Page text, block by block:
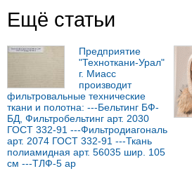
Ещё статьи
Предприятие
"Техноткани-Урал"
г. Миасс
производит
фильтровальные технические
ткани и полотна: ---Бельтинг БФ-
БД, Фильтробельтинг арт. 2030
ГОСТ 332-91 ---Фильтродиагональ
арт. 2074 ГОСТ 332-91 ---Ткань
полиамидная арт. 56035 шир. 105
см ---ТЛФ-5 ар